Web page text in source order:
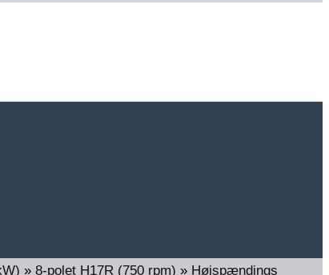
» 8-polet H17R (750 rpm) » Højspændings